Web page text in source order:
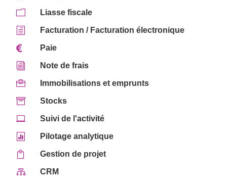
m Liasse fiscale
h Facturation / Facturation électronique
 Paie
i Note de frais
 Immobilisations et emprunts
 Stocks
 Suivi de l'activité
 Pilotage analytique
 Gestion de projet
 CRM